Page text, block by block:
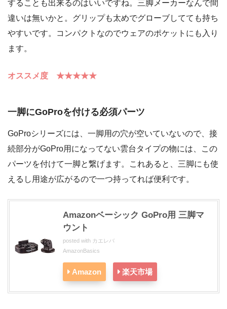
することも出来るのはいいですね。三脚メーカーなんで間
違いは無いかと。グリップも太めでグローブしてても持ち
やすいです。コンパクトなのでウェアのポケットにも入り
ます。
オススメ度 ★★★★★
一脚にGoProを付ける必須パーツ
GoProシリーズには、一脚用の穴が空いていないので、接
続部分がGoPro用になってない雲台タイプの物には、この
パーツを付けて一脚と繋げます。これあると、三脚にも使
えるし用途が広がるので一つ持ってれば便利です。
Amazonベーシック GoPro用 三脚マ
ウント
posted with カエレバ
AmazonBasics
Amazon 楽天市場